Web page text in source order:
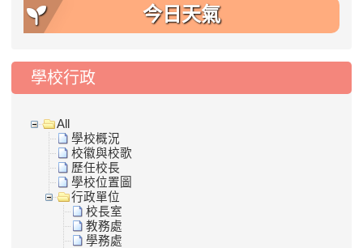
今日天氣
學校行政
All
學校概況
校徽與校歌
歷任校長
學校位置圖
行政單位
校長室
教務處
學務處